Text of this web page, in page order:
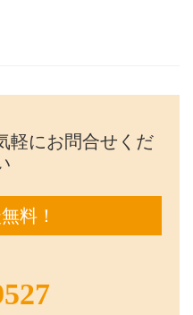
軽にお問合せくだ
料！